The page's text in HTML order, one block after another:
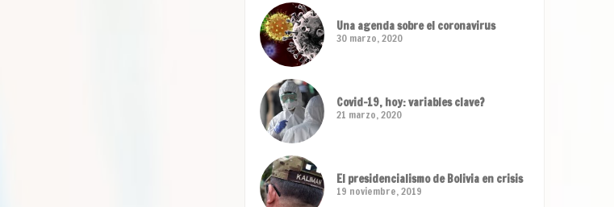
Una agenda sobre el coronavirus
30 marzo, 2020
Covid-19, hoy: variables clave?
21 marzo, 2020
El presidencialismo de Bolivia en crisis
19 noviembre, 2019